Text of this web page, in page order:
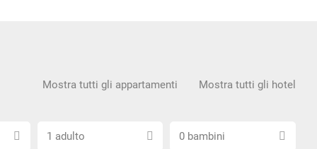
Mostra tutti gli appartamenti Mostra tutti gli hotel
Scegli
1 adulto
Scegli
0 bambini